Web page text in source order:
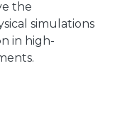
the
simulations
in high-